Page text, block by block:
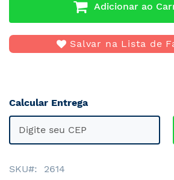
Adicionar ao
Salvar na Lista de
Calcular Entrega
SKU 2614